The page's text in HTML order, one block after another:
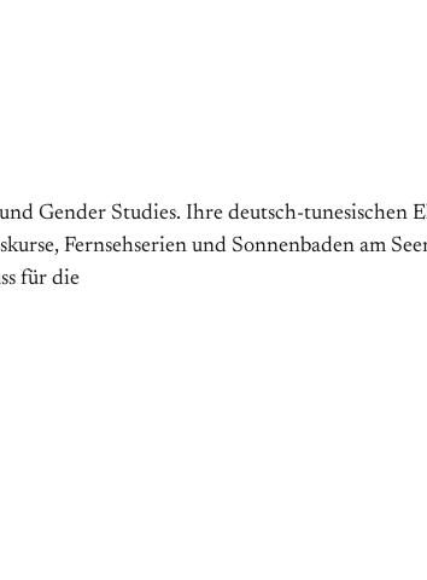
Gender Studies. Ihre deutsch-tunesischen
Fern­sehserien und Sonnen­baden am
für die